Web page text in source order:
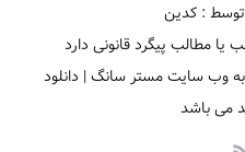
توسط : کدین
یا مطالب پیگرد قانونی دارد
وب سایت مستر سانگ | دانلود
می باشد